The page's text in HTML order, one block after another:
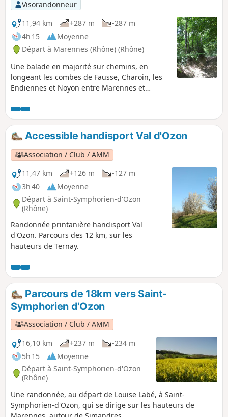
Visorandonneur
11,94 km
+287 m
-287 m
4h 15
Moyenne
Départ à Marennes (Rhône) (Rhône)
Une balade en majorité sur chemins, en
longeant les combes de Fausse, Charoin, les
Endiennes et Noyon entre Marennes et
Accessible handisport Val d'Ozon
Association / Club / AMM
11,47 km
+126 m
-127 m
3h 40
Moyenne
Départ à Saint-Symphorien-d'Ozon
(Rhône)
Randonnée printanière handisport Val
d'Ozon. Parcours des 12 km, sur les
hauteurs de Ternay.
Parcours de 18km vers Saint-
Symphorien d'Ozon
Association / Club / AMM
16,10 km
+237 m
-234 m
5h 15
Moyenne
Départ à Saint-Symphorien-d'Ozon
(Rhône)
Une randonnée, au départ de Louise Labé, à Saint-
Symphorien-d'Ozon, qui se dirige sur les hauteurs de